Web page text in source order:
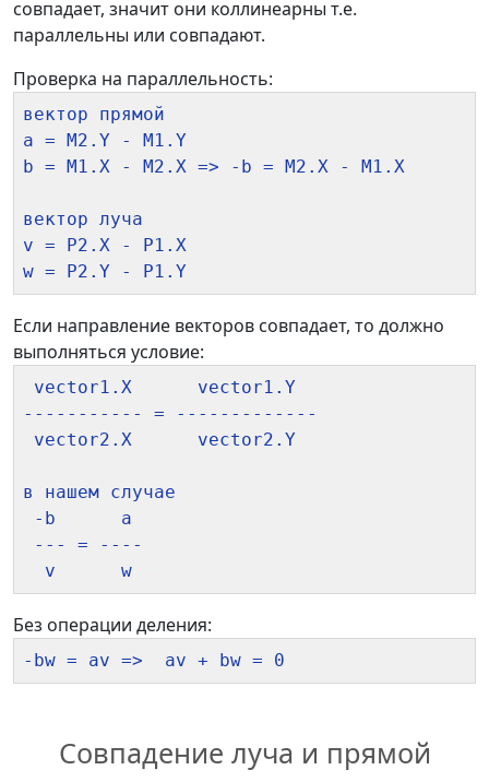
совпадает, значит они коллинеарны т.е.
параллельны или совпадают.
Проверка на параллельность:
вектор прямой
a = M2.Y - M1.Y
b = M1.X - M2.X => -b = M2.X - M1.X
вектор луча
v = P2.X - P1.X
Если направление векторов совпадает, то должно
выполняться условие:
----------- = -------------
в нашем случае
Без операции деления:
Совпадение луча и прямой